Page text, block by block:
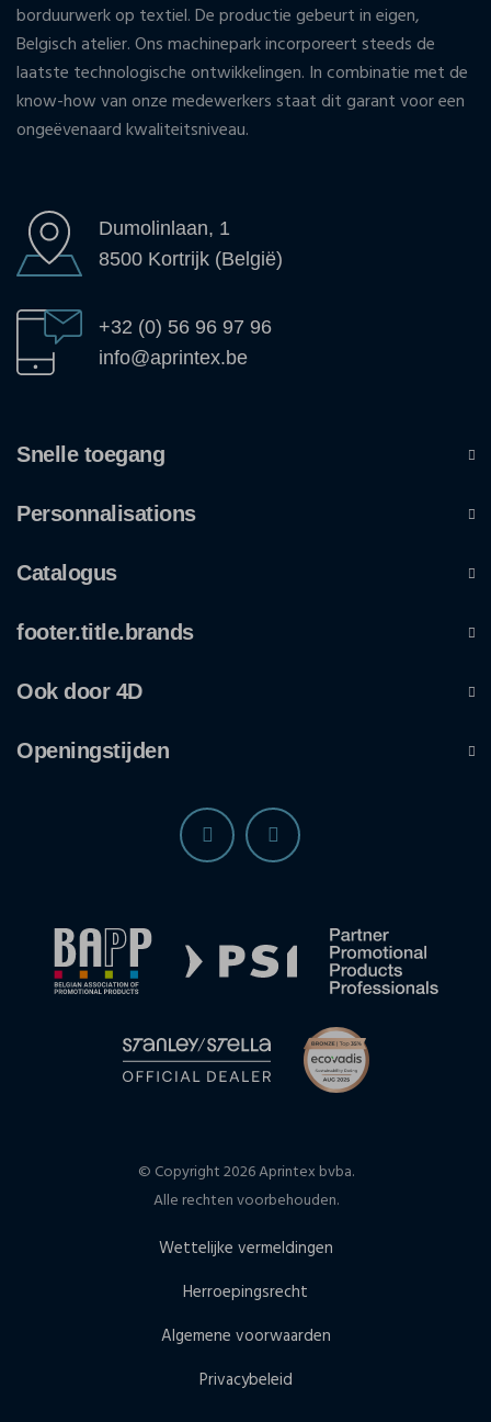
borduurwerk op textiel. De productie gebeurt in eigen,
Belgisch atelier. Ons machinepark incorporeert steeds de
laatste technologische ontwikkelingen. In combinatie met de
know-how van onze medewerkers staat dit garant voor een
ongeëvenaard kwaliteitsniveau.
Dumolinlaan, 1
8500 Kortrijk (België)
+32 (0) 56 96 97 96
info@aprintex.be
Snelle toegang
Personnalisations
Catalogus
footer.title.brands
Ook door 4D
Openingstijden
© Copyright 2026 Aprintex bvba.
Alle rechten voorbehouden.
Wettelijke vermeldingen
Herroepingsrecht
Algemene voorwaarden
Privacybeleid